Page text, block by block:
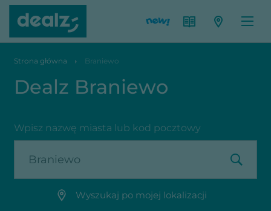
Strona główna Braniewo
Dealz Braniewo
Wpisz nazwę miasta lub kod pocztowy
Wyszukaj po mojej lokalizacji